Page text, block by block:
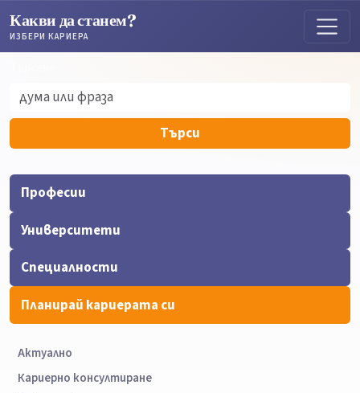
Какви да станем?
ИЗБЕРИ КАРИЕРА
Търси
Професии
Университети
Специалности
Планирай кариерата си
Актуално
Кариерно консултиране